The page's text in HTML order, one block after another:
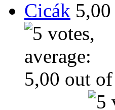
Cicák